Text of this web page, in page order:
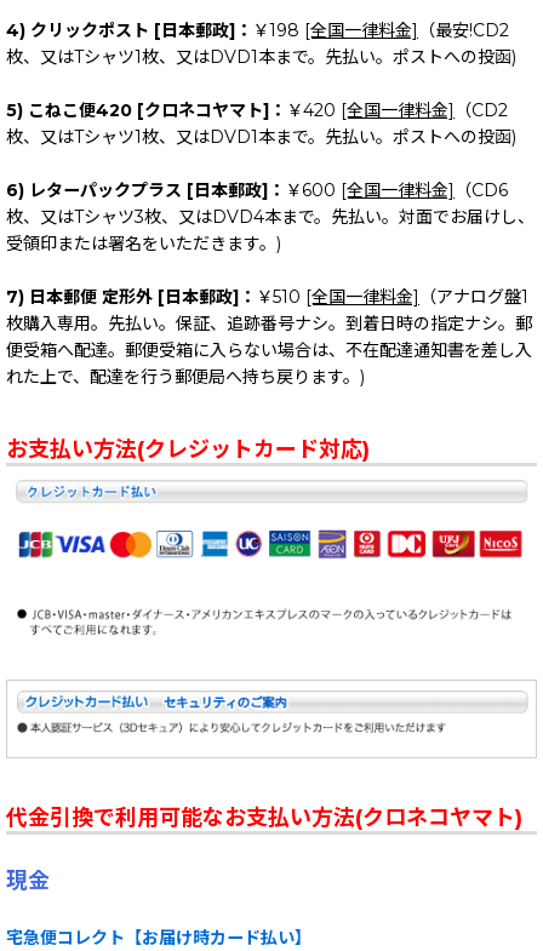
4) クリックポスト [日本郵政]： ￥198 [全国一律料金]
（最安!CD2
枚、又はTシャツ1枚、又はDVD1本まで。先払い。ポストへの投函)
5) こねこ便420 [クロネコヤマト]： ￥420 [全国一律料金]
（CD2
枚、又はTシャツ1枚、又はDVD1本まで。先払い。ポストへの投函)
6) レターパックプラス [日本郵政]： ￥600 [全国一律料金]
（CD6
枚、又はTシャツ3枚、又はDVD4本まで。先払い。対面でお届けし、
受領印または署名をいただきます。)
7) 日本郵便 定形外 [日本郵政]： ￥510 [全国一律料金]
（アナログ盤1
枚購入専用。先払い。保証、追跡番号ナシ。到着日時の指定ナシ。郵
便受箱へ配達。郵便受箱に入らない場合は、不在配達通知書を差し入
れた上で、配達を行う郵便局へ持ち戻ります。)
お支払い方法(クレジットカード対応)
代金引換で利用可能なお支払い方法(クロネコヤマト)
現金
宅急便コレクト【お届け時カード払い】